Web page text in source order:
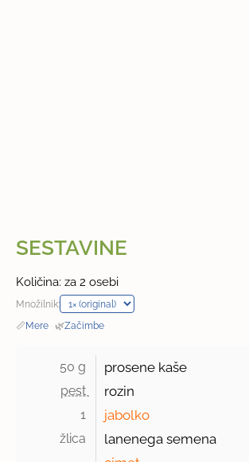
SESTAVINE
Količina: za 2 osebi
Množilnik:
📏Mere · 🌿Začimbe
50 g prosene kaše
pest rozin
1 jabolko
žlica
lanenega semena